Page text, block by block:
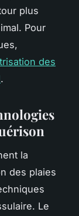
plus
Pour
des
.
la
des plaies
Le